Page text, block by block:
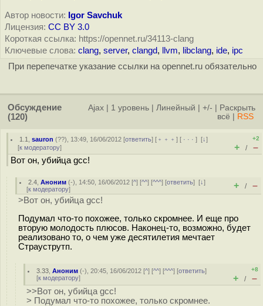
Автор новости: Igor Savchuk
Лицензия: CC BY 3.0
Короткая ссылка: https://opennet.ru/34113-clang
Ключевые слова: clang, server, clangd, llvm, libclang, ide, ipc
При перепечатке указание ссылки на opennet.ru обязательно
Обсуждение
(120)
Ajax 1 уровень Линейный +/-
Раскрыть
всё
RSS
1.1 ,sauron (??), 13:49, 16/06/2012 [ответить] [ ﹢﹢﹢] [ · · ·][↓]
[к модератору]
+2
+ / –
Вот он, убийца gcc!
2.4 ,Аноним (-), 14:50, 16/06/2012 [^] [^^] [^^^] [ответить][↓]
[к модератору] + / –
>Вот он, убийца gcc!
Подумал что-то похожее, только скромнее. И еще про
вторую молодость плюсов. Наконец-то, возможно, будет
реализовано то, о чем уже десятилетия мечтает
Страуструтп.
3.33 ,Аноним (-), 20:45, 16/06/2012 [^] [^^] [^^^] [ответить]
[к модератору]
+8
+ / –
>>Вот он, убийца gcc!
> Подумал что-то похожее, только скромнее.